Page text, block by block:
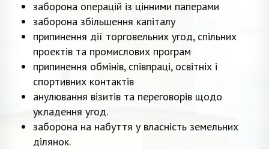
заборона операцій із цінними паперами
заборона збільшення капіталу
припинення дії торговельних угод, спільних
проектів та промислових програм
припинення обмінів, співпраці, освітніх і
спортивних контактів
анулювання візитів та переговорів щодо
укладення угод.
заборона на набуття у власність земельних
ділянок.